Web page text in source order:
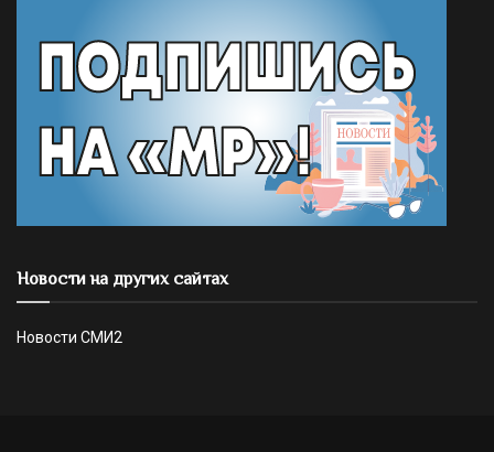
Новости на других сайтах
Новости СМИ2